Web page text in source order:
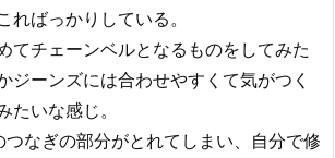
ればっかりしている。
てチェーンベルとなるものをしてみた
ジーンズには合わせやすくて気がつく
たいな感じ。
なぎの部分がとれてしまい、自分で修